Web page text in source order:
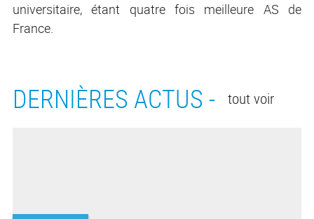
universitaire, étant quatre fois meilleure AS de
France.
DERNIÈRES ACTUS - tout voir